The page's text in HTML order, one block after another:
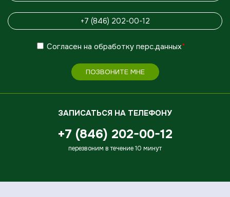
Согласен на обработку перс.данных*
ПОЗВОНИТЕ МНЕ
ЗАПИСАТЬСЯ НА ТЕЛЕФОНУ
+7 (846) 202-00-12
перезвоним в течение 10 минут